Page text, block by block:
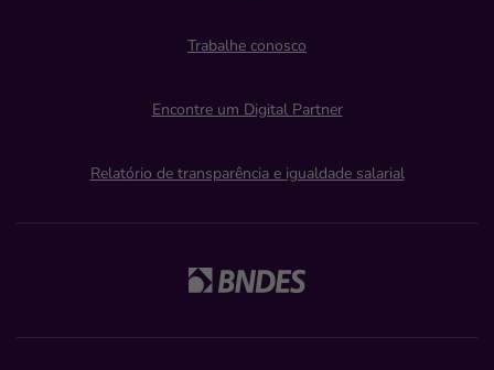
Trabalhe conosco
Encontre um Digital Partner
Relatório de transparência e igualdade salarial